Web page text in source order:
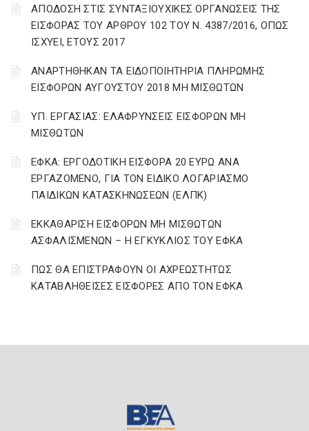
ΑΠΟΔΟΣΗ ΣΤΙΣ ΣΥΝΤΑΞΙΟΥΧΙΚΕΣ ΟΡΓΑΝΩΣΕΙΣ ΤΗΣ
ΕΙΣΦΟΡΑΣ ΤΟΥ ΑΡΘΡΟΥ 102 ΤΟΥ Ν. 4387/2016, ΟΠΩΣ
ΙΣΧΥΕΙ, ΕΤΟΥΣ 2017
ΑΝΑΡΤΗΘΗΚΑΝ ΤΑ ΕΙΔΟΠΟΙΗΤΗΡΙΑ ΠΛΗΡΩΜΗΣ
ΕΙΣΦΟΡΩΝ ΑΥΓΟΥΣΤΟΥ 2018 ΜΗ ΜΙΣΘΩΤΩΝ
ΥΠ. ΕΡΓΑΣΙΑΣ: ΕΛΑΦΡΥΝΣΕΙΣ ΕΙΣΦΟΡΩΝ ΜΗ
ΜΙΣΘΩΤΩΝ
ΕΦΚΑ: ΕΡΓΟΔΟΤΙΚΗ ΕΙΣΦΟΡΑ 20 ΕΥΡΩ ΑΝΑ
ΕΡΓΑΖΟΜΕΝΟ, ΓΙΑ ΤΟΝ ΕΙΔΙΚΟ ΛΟΓΑΡΙΑΣΜΟ
ΠΑΙΔΙΚΩΝ ΚΑΤΑΣΚΗΝΩΣΕΩΝ (ΕΛΠΚ)
ΕΚΚΑΘΑΡΙΣΗ ΕΙΣΦΟΡΩΝ ΜΗ ΜΙΣΘΩΤΩΝ
ΑΣΦΑΛΙΣΜΕΝΩΝ – Η ΕΓΚΥΚΛΙΟΣ ΤΟΥ ΕΦΚΑ
ΠΩΣ ΘΑ ΕΠΙΣΤΡΑΦΟΥΝ ΟΙ ΑΧΡΕΩΣΤΗΤΩΣ
ΚΑΤΑΒΛΗΘΕΙΣΕΣ ΕΙΣΦΟΡΕΣ ΑΠΟ ΤΟΝ ΕΦΚΑ